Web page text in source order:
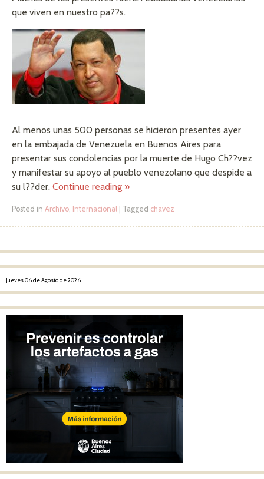
que viven en nuestro pa??s.
Al menos unas 500 personas se hicieron presentes ayer
en la embajada de Venezuela en Buenos Aires para
presentar sus condolencias por la muerte de Hugo Ch??vez
y manifestar su apoyo al pueblo venezolano que despide a
su l??der. Continue reading »
Posted in Archivo, Internacional Tagged chavez
Post navigation
Jueves 06 de Agosto de 2026